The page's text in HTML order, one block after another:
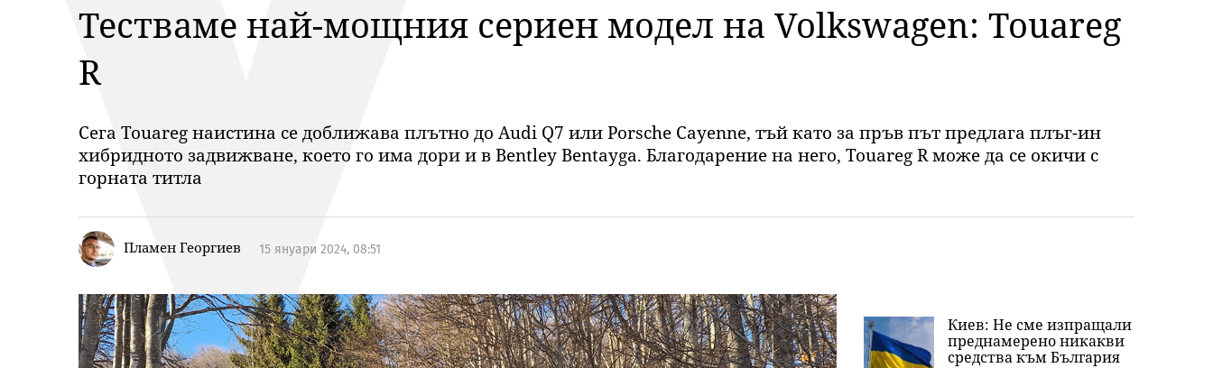
Тестваме най-мощния сериен модел на Volkswagen: Touareg
R
Сега Touareg наистина се доближава плътно до Audi Q7 или Porsche Cayenne, тъй като за пръв път предлага плъг-ин
хибридното задвижване, което го има дори и в Bentley Bentayga. Благодарение на него, Touareg R може да се окичи с
горната титла
Пламен Георгиев 15 януари 2024, 08:51
Киев: Не сме изпращали
преднамерено никакви
средства към България